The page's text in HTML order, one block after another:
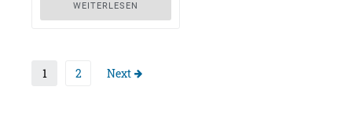
WEITERLESEN
1 2 Next